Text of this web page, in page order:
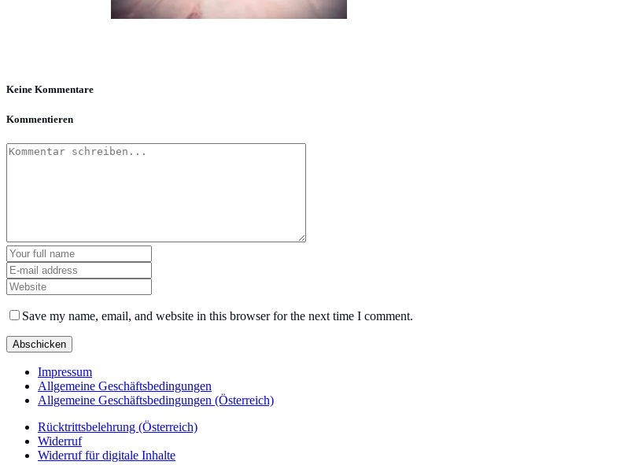
Keine Kommentare
Kommentieren
Save my name, email, and website in this browser for the next time I comment.
Impressum
Allgemeine Geschäftsbedingungen
Allgemeine Geschäftsbedingungen (Österreich)
Rücktrittsbelehrung (Österreich)
Widerruf
Widerruf für digitale Inhalte